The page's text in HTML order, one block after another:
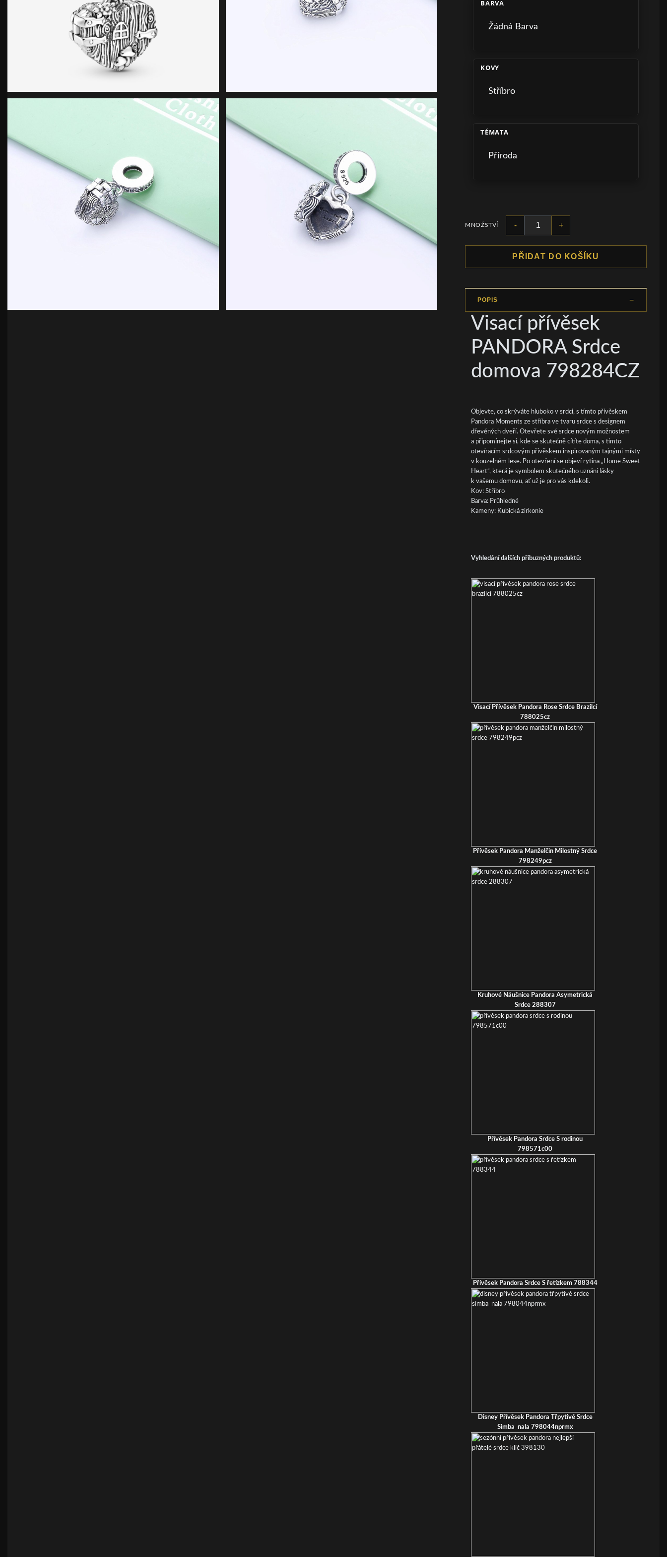
BARVA
Žádná Barva
KOVY
Stříbro
TÉMATA
Příroda
MNOŽSTVÍ - +
PŘIDAT DO KOŠÍKU
POPIS
Visací přívěsek
PANDORA Srdce
domova 798284CZ
Objevte, co skrýváte hluboko v srdci, s tímto přívěskem
Pandora Moments ze stříbra ve tvaru srdce s designem
dřevěných dveří. Otevřete své srdce novým možnostem
a připomínejte si, kde se skutečně cítíte doma, s tímto
otevíracím srdcovým přívěskem inspirovaným tajnými místy
v kouzelném lese. Po otevření se objeví rytina „Home Sweet
Heart“, která je symbolem skutečného uznání lásky
k vašemu domovu, ať už je pro vás kdekoli.
Kov: Stříbro
Barva: Průhledné
Kameny: Kubická zirkonie
Vyhledání dalších příbuzných produktů:
Visací Přívěsek Pandora Rose Srdce Brazilcí
788025cz
Přívěsek Pandora Manželčin Milostný Srdce
798249pcz
Kruhové Náušnice Pandora Asymetrická
Srdce 288307
Přívěsek Pandora Srdce S rodinou
798571c00
Přívěsek Pandora Srdce S řetízkem 788344
Disney Přívěsek Pandora Třpytivé Srdce
Simba nala 798044nprmx